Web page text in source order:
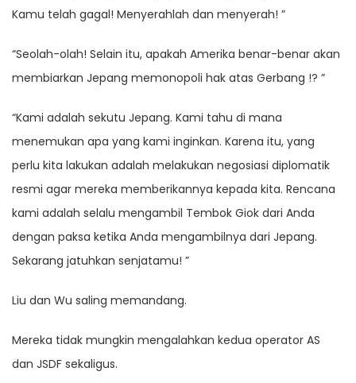
Kamu telah gagal! Menyerahlah dan menyerah! ”
“Seolah-olah! Selain itu, apakah Amerika benar-benar akan
membiarkan Jepang memonopoli hak atas Gerbang !? ”
“Kami adalah sekutu Jepang. Kami tahu di mana
menemukan apa yang kami inginkan. Karena itu, yang
perlu kita lakukan adalah melakukan negosiasi diplomatik
resmi agar mereka memberikannya kepada kita. Rencana
kami adalah selalu mengambil Tembok Giok dari Anda
dengan paksa ketika Anda mengambilnya dari Jepang.
Sekarang jatuhkan senjatamu! ”
Liu dan Wu saling memandang.
Mereka tidak mungkin mengalahkan kedua operator AS
dan JSDF sekaligus.